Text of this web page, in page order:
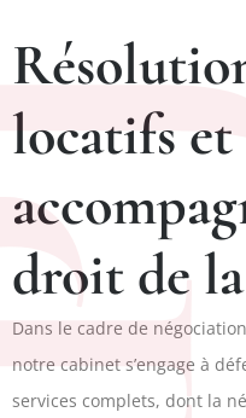
locatifs et
droit de
Dans le cadre de
notre cabinet s’engage à
services complets, dont la